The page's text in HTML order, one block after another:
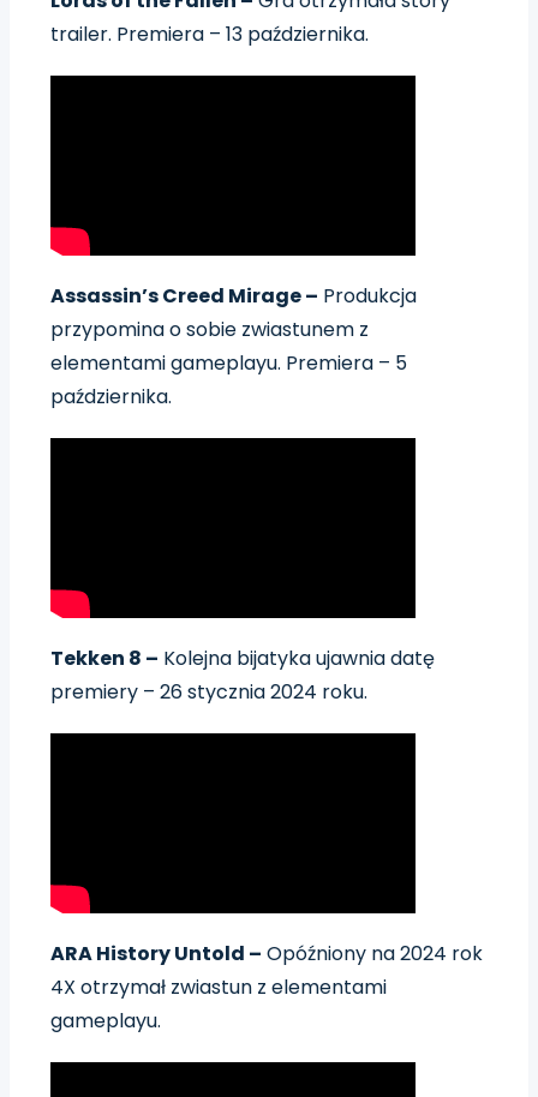
trailer. Premiera – 13 października.
Assassin’s Creed Mirage – Produkcja
przypomina o sobie zwiastunem z
elementami gameplayu. Premiera – 5
października.
Tekken 8 – Kolejna bijatyka ujawnia datę
premiery – 26 stycznia 2024 roku.
ARA History Untold – Opóźniony na 2024 rok
4X otrzymał zwiastun z elementami
gameplayu.